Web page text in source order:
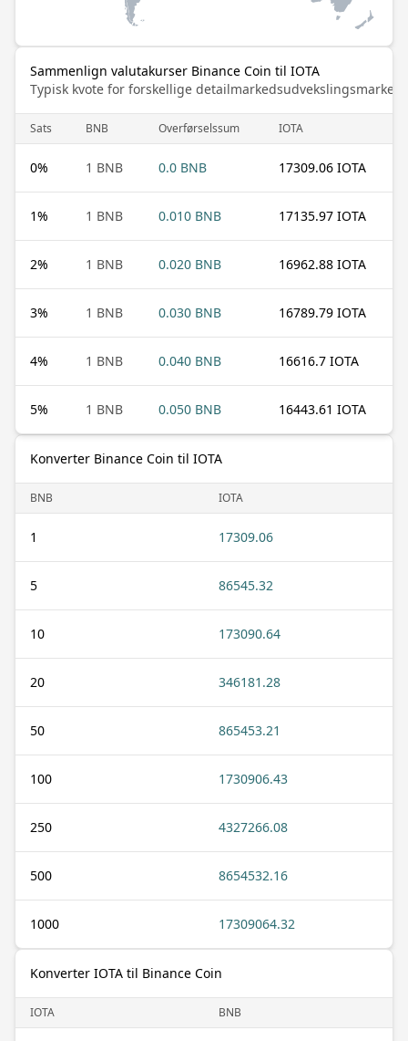
Sammenlign valutakurser Binance Coin til IOTA
Typisk kvote for forskellige
Sats BNB Overførselssum IOTA
0% 1 BNB 0.0 BNB 17309.06 IOTA
1% 1 BNB 0.010 BNB 17135.97 IOTA
2% 1 BNB 0.020 BNB 16962.88 IOTA
3% 1 BNB 0.030 BNB 16789.79 IOTA
4% 1 BNB 0.040 BNB 16616.7 IOTA
5% 1 BNB 0.050 BNB 16443.61 IOTA
Konverter Binance Coin til IOTA
BNB IOTA
1 17309.06
5 86545.32
10 173090.64
20 346181.28
50 865453.21
100 1730906.43
250 4327266.08
500 8654532.16
1000 17309064.32
Konverter IOTA til Binance Coin
IOTA BNB